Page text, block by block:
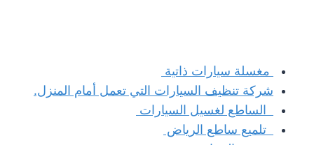
مغسلة سيارات ذاتية
شركة تنظيف السيارات التي تعمل أمام المنزل.
الساطع لغسيل السيارات
تلميع ساطع الرياض